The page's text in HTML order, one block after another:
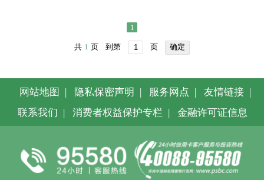
1
共 1 页 到第 页 确定
网站地图 | 隐私保密声明 | 服务网点 | 友情链接 |
联系我们 | 消费者权益保护专栏 | 金融许可证信息